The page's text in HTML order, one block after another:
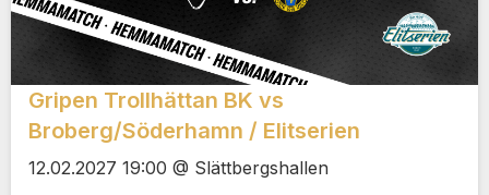
Gripen Trollhättan BK vs
Broberg/Söderhamn / Elitserien
12.02.2027 19:00 @ Slättbergshallen